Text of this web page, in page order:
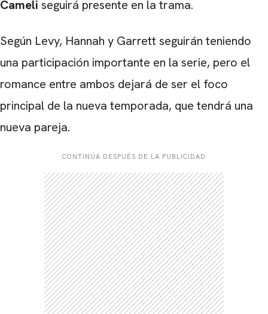
Cameli seguirá presente en la trama.
Según Levy, Hannah y Garrett seguirán teniendo
una participación importante en la serie, pero el
romance entre ambos dejará de ser el foco
principal de la nueva temporada, que tendrá una
nueva pareja.
CONTINÚA DESPUÉS DE LA PUBLICIDAD
CARREGANDO PUBLICIDADE